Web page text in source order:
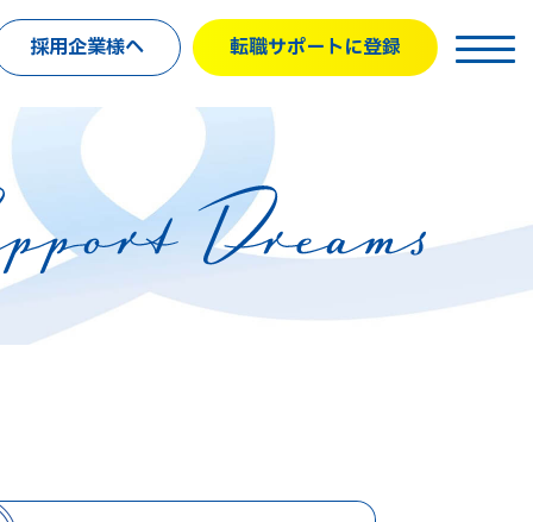
採用企業様へ 転職サポートに登録